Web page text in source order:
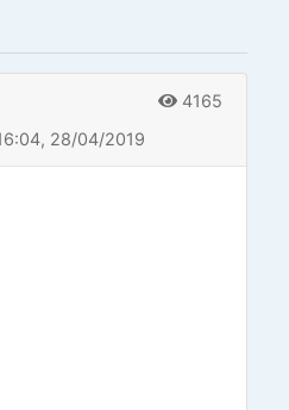
4165
28/04/2019